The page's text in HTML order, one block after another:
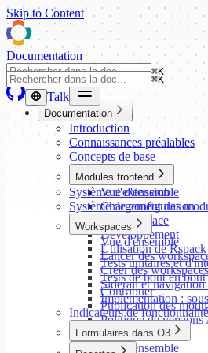
Skip to Content
Documentation
⌘K
Talk
⌘K
Documentation
Introduction
Connaissances préalables
Concepts de base
Modules frontend
Vue d'ensemble
Chargement des
Mise en place
Développement
Utilisation de Rspack
Tests unitaires et
Tests de bout en bout
Contribuer
Publication des
Politique de versions
Système d'extension
Système de configuration
Workspaces
Vue d'ensemble
Lancer des
Créer des workspaces
Siderail et navigation
Implémentation :
Indicateurs de fonctionnalité
Formulaires dans O3
Vue d'ensemble